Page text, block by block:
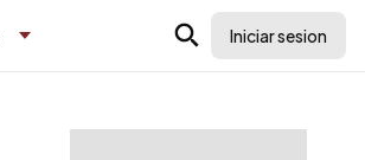
Iniciar sesion